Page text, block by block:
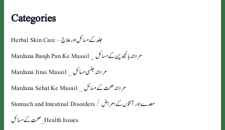
Categories
Herbal Skin Care – جلد کے مسائل اور علاج
Mardana Banjh Pan Ke Masail _ مردانہ بانجھ پن کے مسائل
Mardana Jinsi Masail _ مردانہ جنسی مسائل
Mardana Sehat Ke Masail _ مردانہ صحت کے مسائل
Stomach and Intestinal Disorders / معدے اور آنتوں کے امراض
صحت کے مسائل _ Health Issues